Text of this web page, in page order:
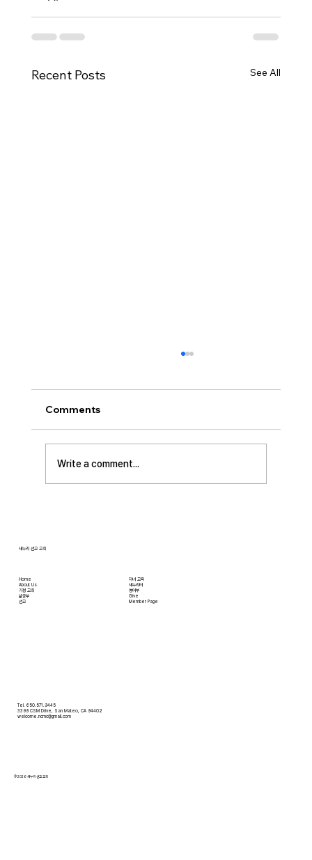
Recent Posts See All
오늘날 성도로서 올바른 신앙생활을 하는 데 걸
림돌이 되는 세 가지가 있습니다. 첫째는 안일주
의입니다. 산업혁명 이후 급속도로 발전한 물질
문명은 우리의 삶을 매우 편리하게 만들어 주었
Comments
Write a comment...
Home
About Us
​가정 교회
​삶공부
​선교
자녀 교육
새누리터
영어부
Give
Member Page
Tel. 650.571.9445
3399 CSM Drive, San Mateo, CA 94402
welcome.ncmc@gmail.com
© 2026 새누리 선교 교회
새누리 선교 교회